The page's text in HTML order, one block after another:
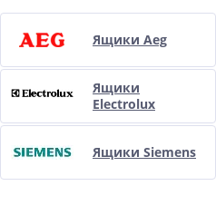
Ящики Aeg
Ящики
Electrolux
Ящики Siemens